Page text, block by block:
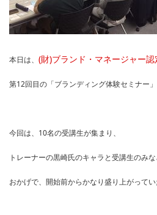
本日は、 (財)ブランド・マネージャー
第12回目の「ブランディング体験セミナー」
今回は、10名の受講生が集まり、
トレーナーの黒崎氏のキャラと受講生のみ
おかげで、開始前からかなり盛り上がってい